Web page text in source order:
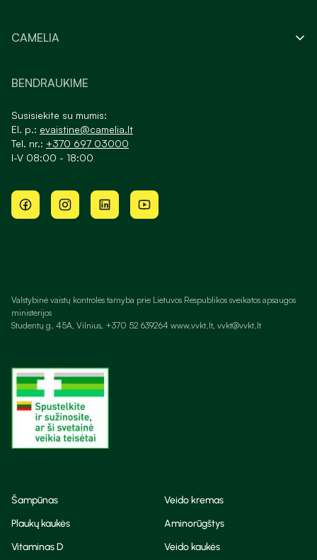
CAMELIA
BENDRAUKIME
Susisiekite su mumis:
El. p.: evaistine@camelia.lt
Tel. nr.: +370 697 03000
I-V 08:00 - 18:00
Valstybinė vaistų kontrolės tarnyba prie Lietuvos Respublikos sveikatos apsaugos
ministerijos
Studentų g. 45A, Vilnius, +370 52 639264 www.vvkt.lt, vvkt@vvkt.lt
Šampūnas
Veido kremas
Plaukų kaukės
Aminorūgštys
Vitaminas D
Veido kaukės